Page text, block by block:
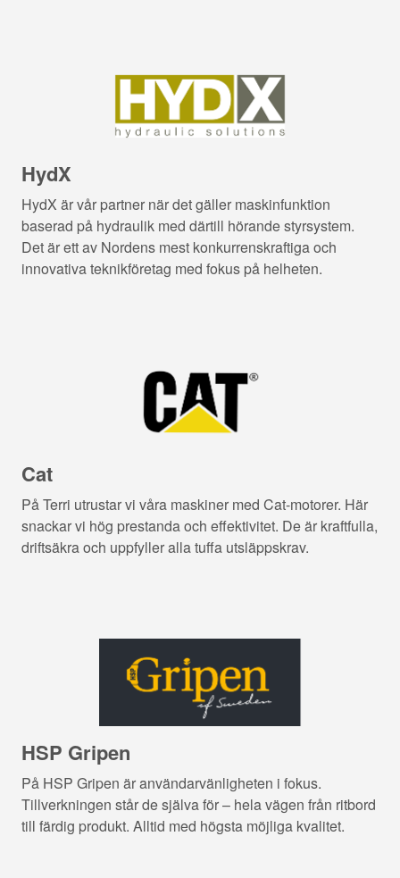
HydX
HydX är vår partner när det gäller maskinfunktion
baserad på hydraulik med därtill hörande styrsystem.
Det är ett av Nordens mest konkurrenskraftiga och
innovativa teknikföretag med fokus på helheten.
Cat
På Terri utrustar vi våra maskiner med Cat-motorer. Här
snackar vi hög prestanda och effektivitet. De är kraftfulla,
driftsäkra och uppfyller alla tuffa utsläppskrav.
HSP Gripen
På HSP Gripen är användarvänligheten i fokus.
Tillverkningen står de själva för – hela vägen från ritbord
till färdig produkt. Alltid med högsta möjliga kvalitet.